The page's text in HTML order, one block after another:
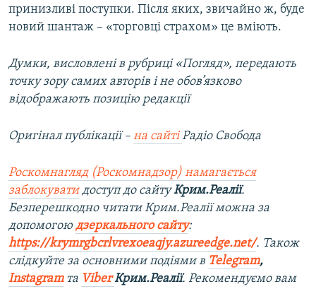
принизливі поступки. Після яких, звичайно ж, буде
новий шантаж – «торговці страхом» це вміють.
Думки, висловлені в рубриці «Погляд», передають
точку зору самих авторів і не обов’язково
відображають позицію редакції
Оригінал публікації – на сайтіРадіо Свобода
Роскомнагляд (Роскомнадзор) намагається
заблокуватидоступ до сайтуКрим.Реалії.
Безперешкодно читати Крим.Реалії можна за
допомогою дзеркального сайту:
https://krymrgbcrlvrexoeaqjy.azureedge.net/. Також
слідкуйте за основними подіями в Telegram,
Instagramта ViberКрим.Реалії. Рекомендуємо вам